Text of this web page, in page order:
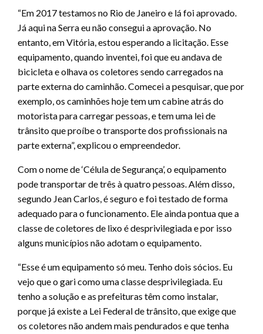
“Em 2017 testamos no Rio de Janeiro e lá foi aprovado.
Já aqui na Serra eu não consegui a aprovação. No
entanto, em Vitória, estou esperando a licitação. Esse
equipamento, quando inventei, foi que eu andava de
bicicleta e olhava os coletores sendo carregados na
parte externa do caminhão. Comecei a pesquisar, que por
exemplo, os caminhões hoje tem um cabine atrás do
motorista para carregar pessoas, e tem uma lei de
trânsito que proíbe o transporte dos profissionais na
parte externa”, explicou o empreendedor.
Com o nome de ‘Célula de Segurança’, o equipamento
pode transportar de três à quatro pessoas. Além disso,
segundo Jean Carlos, é seguro e foi testado de forma
adequado para o funcionamento. Ele ainda pontua que a
classe de coletores de lixo é desprivilegiada e por isso
alguns municípios não adotam o equipamento.
“Esse é um equipamento só meu. Tenho dois sócios. Eu
vejo que o gari como uma classe desprivilegiada. Eu
tenho a solução e as prefeituras têm como instalar,
porque já existe a Lei Federal de trânsito, que exige que
os coletores não andem mais pendurados e que tenha